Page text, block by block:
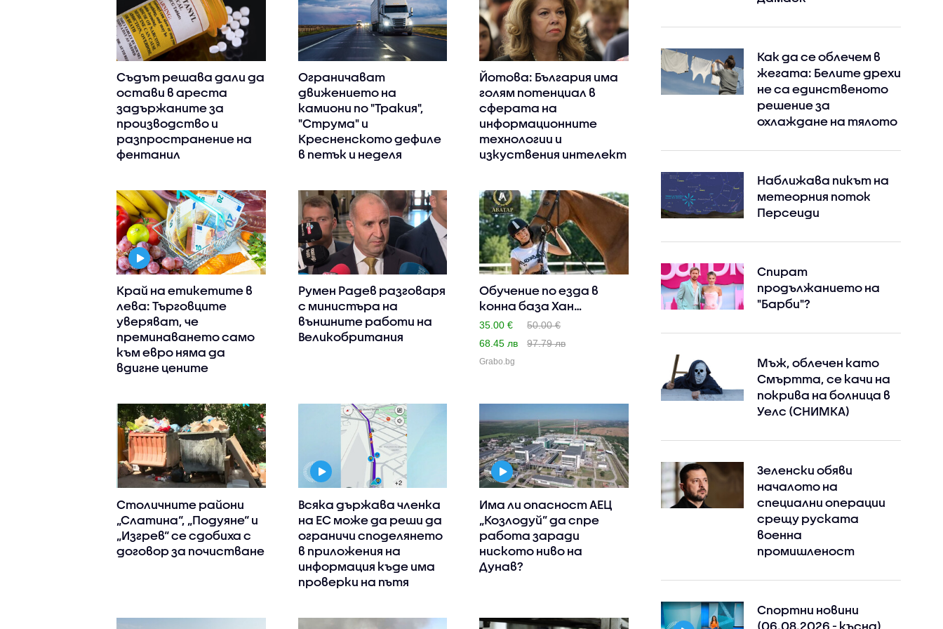
Съдът решава дали да
остави в ареста
задържаните за
производство и
разпространение на
фентанил
Ограничават
движението на
камиони по "Тракия",
"Струма" и
Кресненското дефиле
в петък и неделя
Йотова: България има
голям потенциал в
сферата на
информационните
технологии и
изкуствения интелект
Край на етикетите в
лева: Търговците
уверяват, че
преминаването само
към евро няма да
вдигне цените
Румен Радев разговаря
с министъра на
външните работи на
Великобритания
Обучение по езда в
конна база Хан
Аспарух с ..
35.00 €
50.00 €
68.45 лв
97.79 лв
Grabo.bg
Столичните райони
„Слатина“, „Подуяне“ и
„Изгрев“ се сдобиха с
договор за почистване
Всяка държава членка
на ЕС може да реши да
ограничи споделянето
в приложения на
информация къде има
проверки на пътя
Има ли опасност АЕЦ
„Козлодуй” да спре
работа заради
ниското ниво на
Дунав?
Как да се облечем в
жегата: Белите дрехи
не са единственото
решение за
охлаждане на тялото
Наближава пикът на
метеорния поток
Персеиди
Спират
продължанието на
"Барби"?
Мъж, облечен като
Смъртта, се качи на
покрива на болница в
Уелс (СНИМКА)
Зеленски обяви
началото на
специални операции
срещу руската
военна
промишленост
Спортни новини
(06.08.2026 - късна)